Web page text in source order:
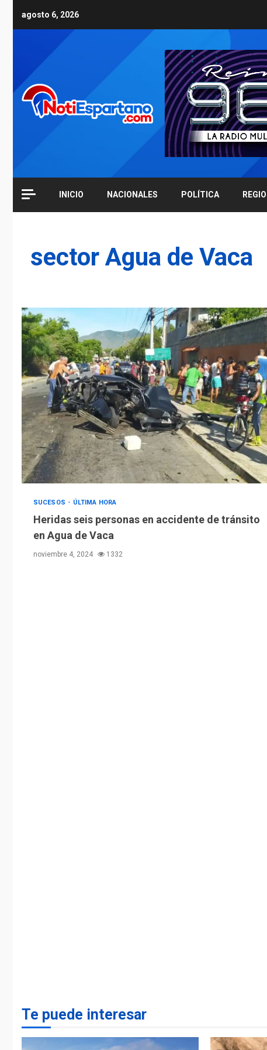
agosto 6, 2026
INICIO NACIONALES POLÍTICA
sector Agua de Vaca
SUCESOS ÚLTIMA HORA
Heridas seis personas en accidente de tránsito
en Agua de Vaca
noviembre 4, 2024 1332
Te puede interesar